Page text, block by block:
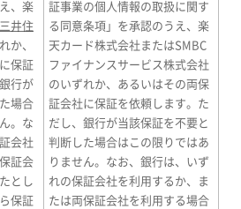
、楽
三井住
か、
保証
行が
場合
。な
会社
証会
とし
保証
証事業の個人情報の取扱に関す
る同意条項」を承認のうえ、楽
天カード株式会社またはSMBC
ファイナンスサービス株式会社
のいずれか、あるいはその両保
証会社に保証を依頼します。た
だし、銀行が当該保証を不要と
判断した場合はこの限りではあ
りません。なお、銀行は、いず
れの保証会社を利用するか、ま
たは両保証会社を利用する場合